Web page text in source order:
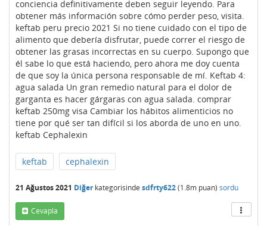
conciencia definitivamente deben seguir leyendo. Para
obtener más información sobre cómo perder peso, visita.
keftab peru precio 2021 Si no tiene cuidado con el tipo de
alimento que debería disfrutar, puede correr el riesgo de
obtener las grasas incorrectas en su cuerpo. Supongo que
él sabe lo que está haciendo, pero ahora me doy cuenta
de que soy la única persona responsable de mí. Keftab 4:
agua salada Un gran remedio natural para el dolor de
garganta es hacer gárgaras con agua salada. comprar
keftab 250mg visa Cambiar los hábitos alimenticios no
tiene por qué ser tan difícil si los aborda de uno en uno.
keftab Cephalexin
keftab cephalexin
21 Ağustos 2021 Diğerkategorisinde sdfrty622(1.8m puan) sordu
Cevapla